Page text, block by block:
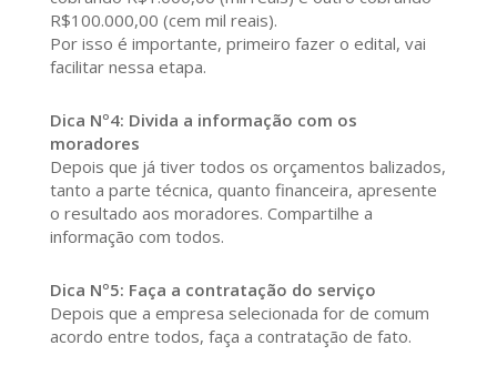
R$100.000,00 (cem mil reais).
Por isso é importante, primeiro fazer o edital, vai
facilitar nessa etapa.
Dica Nº4: Divida a informação com os
moradores
Depois que já tiver todos os orçamentos balizados,
tanto a parte técnica, quanto financeira, apresente
o resultado aos moradores. Compartilhe a
informação com todos.
Dica Nº5: Faça a contratação do serviço
Depois que a empresa selecionada for de comum
acordo entre todos, faça a contratação de fato.